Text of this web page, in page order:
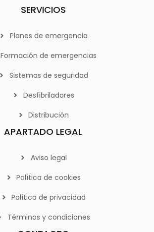
SERVICIOS
Planes de emergencia
Formación de emergencias
Sistemas de seguridad
Desfibriladores
Distribución
APARTADO LEGAL
Aviso legal
Política de cookies
Política de privacidad
Términos y condiciones